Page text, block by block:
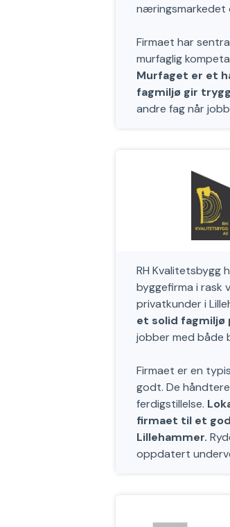
næringsmarkedet
Firmaet har
murfaglig
Murfaget er et
fagmiljø gir
andre fag når
RH Kvalitetsbygg
byggefirma i rask
privatkunder i
et solid fagmiljø
jobber med både
Firmaet er en
godt. De
ferdigstillelse.
firmaet til et
Lillehammer.
oppdatert